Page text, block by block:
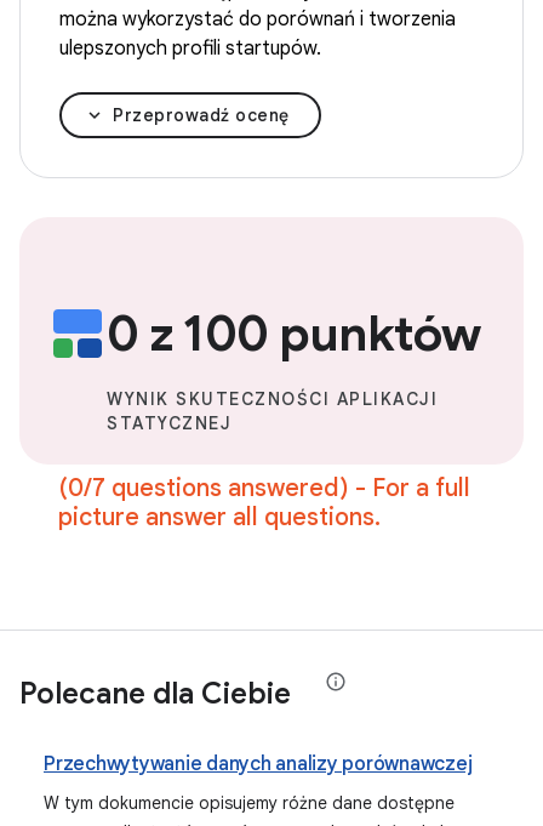
Polecane dla Ciebie
Przechwytywanie danych analizy porównawczej
W tym dokumencie opisujemy różne dane dostępne